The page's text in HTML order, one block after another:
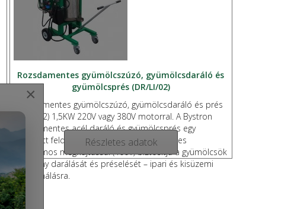
Rozsdamentes gyümölcszúzó, gyümölcsdaráló és
gyümölcsprés (DR/LI/02)
Rozsdamentes gyümölcszúzó, gyümölcsdaráló és prés
(DR/LI/02) 1,5KW 220V vagy 380V motorral. A Bystron
rozsdamentes acél daráló és gyümölcsprés egy
komplett feldolgozórendszer, amely erőteljes
elektromos meghajtással (400V) biztosítja a gyümölcsök
hatékony darálását és préselését – ipari és kisüzemi
felhasználásra.
Részletes adatok
×